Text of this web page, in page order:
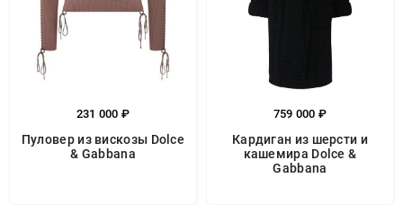
231 000 ₽
Пуловер из вискозы Dolce
& Gabbana
759 000 ₽
Кардиган из шерсти и
кашемира Dolce &
Gabbana